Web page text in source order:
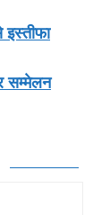
सम्मेलन